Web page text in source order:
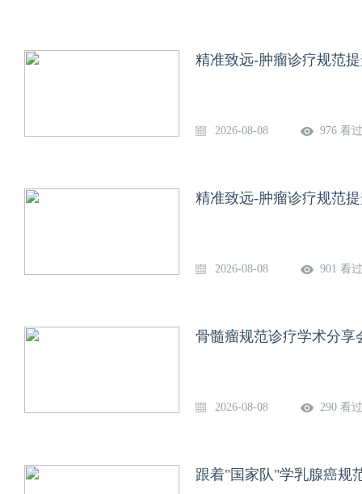
精准致远-肿瘤诊疗规范
2026-08-08 976 看过
精准致远-肿瘤诊疗规范
2026-08-08 901 看过
骨髓瘤规范诊疗学术分享
2026-08-08 290 看过